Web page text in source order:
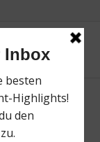
– Top Orte